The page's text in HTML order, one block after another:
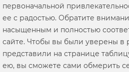
первоначальной
ее с радостью. Обратите
насыщенным и полностью
сайте. Чтобы вы были уверены в
представили на странице
ею, вы сможете сами обмерить